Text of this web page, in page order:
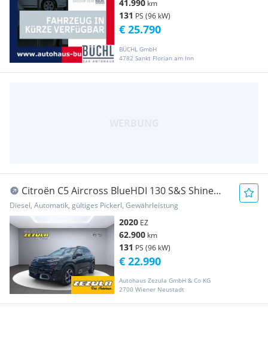
41.990 km
131 PS (96 kW)
BÜCHL GmbH
4782 Sankt Florian am Inn
€ 25.790
Citroën C5 Aircross BlueHDI 130 S&S Shine
EAT8 Aut.
Diesel, Automatik, gültiges Pickerl, Gewährleistung
2020 EZ
62.900 km
131 PS (96 kW)
Autohaus Zezula GmbH & Co KG
2700 Wiener Neustadt
€ 22.990